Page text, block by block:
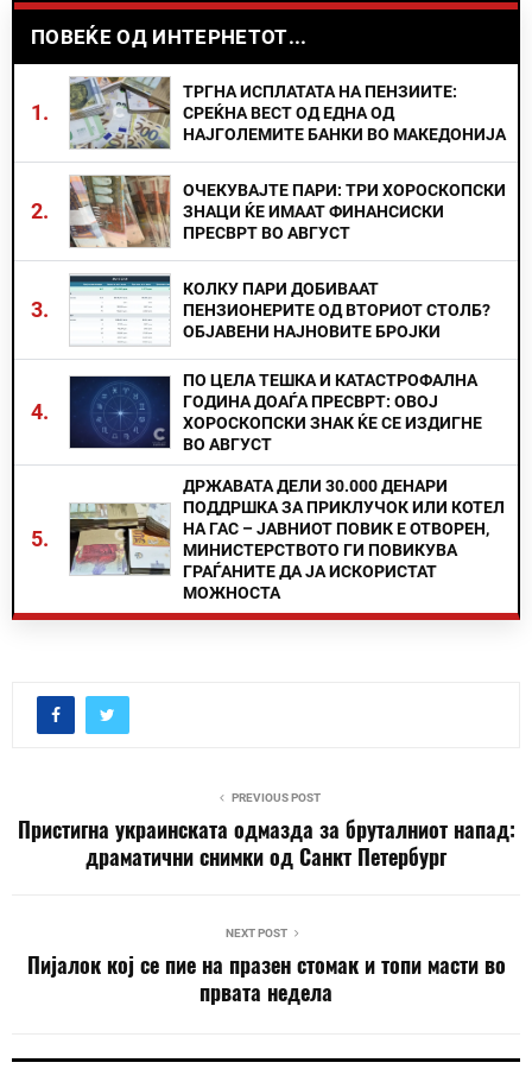
ПОВЕЌЕ ОД ИНТЕРНЕТОТ...
1.
ТРГНА ИСПЛАТАТА НА ПЕНЗИИТЕ:
СРЕЌНА ВЕСТ ОД ЕДНА ОД
НАЈГОЛЕМИТЕ БАНКИ ВО МАКЕДОНИЈА
2.
ОЧЕКУВАЈТЕ ПАРИ: ТРИ ХОРОСКОПСКИ
ЗНАЦИ ЌЕ ИМААТ ФИНАНСИСКИ
ПРЕСВРТ ВО АВГУСТ
3.
КОЛКУ ПАРИ ДОБИВААТ
ПЕНЗИОНЕРИТЕ ОД ВТОРИОТ СТОЛБ?
ОБЈАВЕНИ НАЈНОВИТЕ БРОЈКИ
4.
ПО ЦЕЛА ТЕШКА И КАТАСТРОФАЛНА
ГОДИНА ДОАЃА ПРЕСВРТ: ОВОЈ
ХОРОСКОПСКИ ЗНАК ЌЕ СЕ ИЗДИГНЕ
ВО АВГУСТ
5.
ДРЖАВАТА ДЕЛИ 30.000 ДЕНАРИ
ПОДДРШКА ЗА ПРИКЛУЧОК ИЛИ КОТЕЛ
НА ГАС – ЈАВНИОТ ПОВИК Е ОТВОРЕН,
МИНИСТЕРСТВОТО ГИ ПОВИКУВА
ГРАЃАНИТЕ ДА ЈА ИСКОРИСТАТ
МОЖНОСТА
PREVIOUS POST
Пристигна украинската одмазда за бруталниот напад:
драматични снимки од Санкт Петербург
NEXT POST
Пијалок кој се пие на празен стомак и топи масти во
првата недела